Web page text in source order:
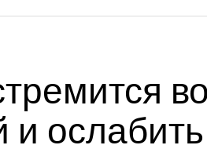
войны.
в период правления
поставщики
после того, как